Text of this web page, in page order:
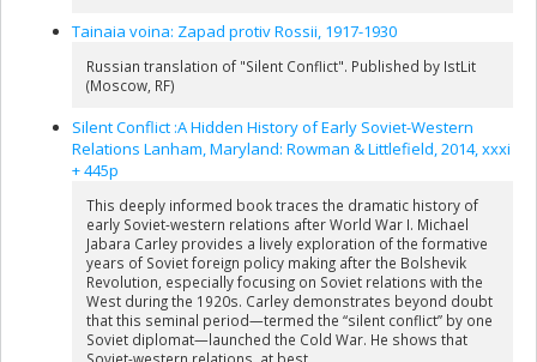
Tainaia voina: Zapad protiv Rossii, 1917-1930
Russian translation of "Silent Conflict". Published by IstLit
(Moscow, RF)
Silent Conflict :A Hidden History of Early Soviet-Western
Relations Lanham, Maryland: Rowman & Littlefield, 2014, xxxi
+ 445p
This deeply informed book traces the dramatic history of
early Soviet-western relations after World War I. Michael
Jabara Carley provides a lively exploration of the formative
years of Soviet foreign policy making after the Bolshevik
Revolution, especially focusing on Soviet relations with the
West during the 1920s. Carley demonstrates beyond doubt
that this seminal period—termed the “silent conflict” by one
Soviet diplomat—launched the Cold War. He shows that
Soviet-western relations, at best